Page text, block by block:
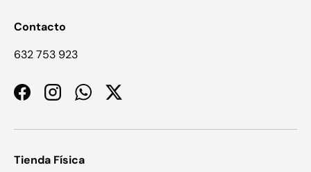
Contacto
632 753 923
FacebookInstagramWhatsApp
Twitter
Tienda Física